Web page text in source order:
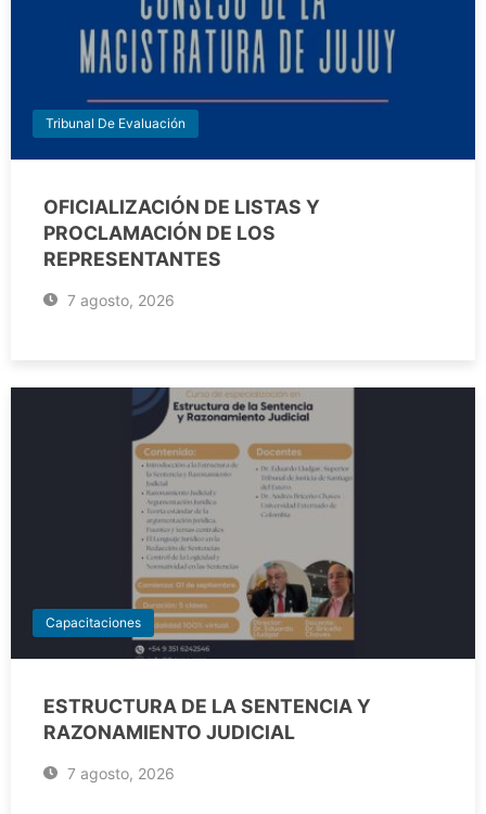
Tribunal De Evaluación
OFICIALIZACIÓN DE LISTAS Y
PROCLAMACIÓN DE LOS
REPRESENTANTES
7 agosto, 2026
Capacitaciones
ESTRUCTURA DE LA SENTENCIA Y
RAZONAMIENTO JUDICIAL
7 agosto, 2026